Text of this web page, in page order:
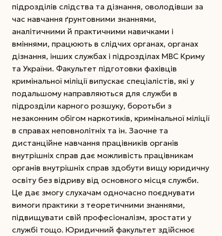
підрозділів слідства та дізнання, оволодівши за
час навчання ґрунтовними знаннями,
аналітичними й практичними навичками і
вміннями, працюють в слідчих органах, органах
дізнання, інших службах і підрозділах МВС Криму
та України. Факультет підготовки фахівців
кримінальної міліції випускає спеціалістів, які у
подальшому направляються для служби в
підрозділи карного розшуку, боротьби з
незаконним обігом наркотиків, кримінальної міліції
в справах неповнолітніх та ін. Заочне та
дистанційне навчання працівників органів
внутрішніх справ дає можливість працівникам
органів внутрішніх справ здобути вищу юридичну
освіту без відриву від основного місця служби.
Це дає змогу слухачам одночасно поєднувати
вимоги практики з теоретичними знаннями,
підвищувати свій професіоналізм, зростати у
службі тощо. Юридичний факультет здійснює